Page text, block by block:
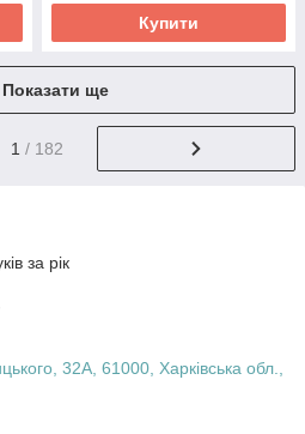
Купити
Показати ще
1 / 182
за рік
32А, 61000, Харківська обл.,